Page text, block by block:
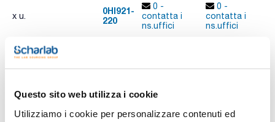
Questo sito web utilizza i cookie
Utilizziamo i cookie per personalizzare contenuti ed
x u.
0HI921-
220
0 -
contatta i
ns.uffici
0 -
contatta i
ns.uffici
Caratteristiche
Descrizione : Autocampionatore per titolatore HI932 con
vassoio per 18 campioni e 2 pompe peristaltiche